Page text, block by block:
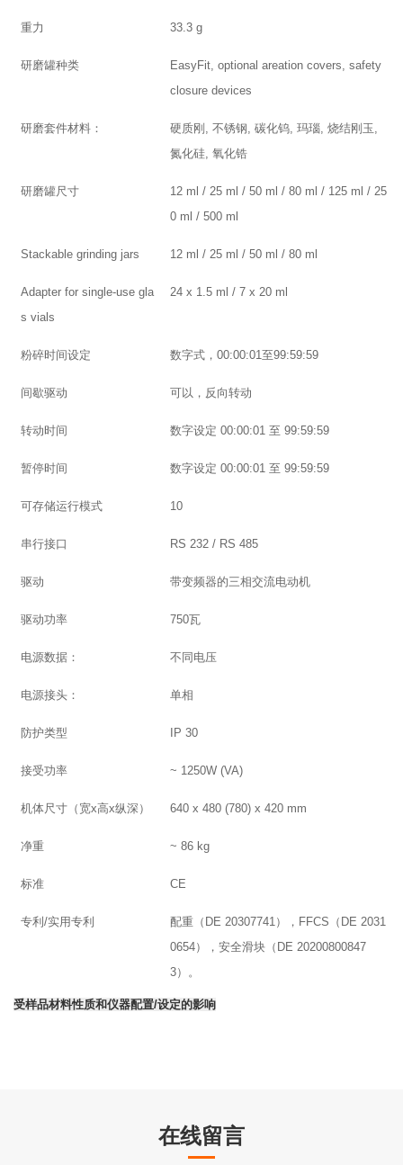
重力 33.3 g
研磨罐种类
EasyFit, optional areation covers, safety
closure devices
研磨套件材料：
硬质刚, 不锈钢, 碳化钨, 玛瑙, 烧结刚玉,
氮化硅, 氧化锆
研磨罐尺寸
12 ml / 25 ml / 50 ml / 80 ml / 125 ml / 25
0 ml / 500 ml
Stackable grinding jars 12 ml / 25 ml / 50 ml / 80 ml
Adapter for single-use gla
s vials
24 x 1.5 ml / 7 x 20 ml
粉碎时间设定 数字式，00:00:01至99:59:59
间歇驱动 可以，反向转动
转动时间 数字设定 00:00:01 至 99:59:59
暂停时间 数字设定 00:00:01 至 99:59:59
可存储运行模式 10
串行接口 RS 232 / RS 485
驱动 带变频器的三相交流电动机
驱动功率 750瓦
电源数据： 不同电压
电源接头： 单相
防护类型 IP 30
接受功率 ~ 1250W (VA)
机体尺寸（宽x高x纵深） 640 x 480 (780) x 420 mm
净重 ~ 86 kg
标准 CE
专利/实用专利
配重（DE 20307741），FFCS（DE 2031
0654），安全滑块（DE 20200800847
3）。
受样品材料性质和仪器配置/设定的影响
在线留言